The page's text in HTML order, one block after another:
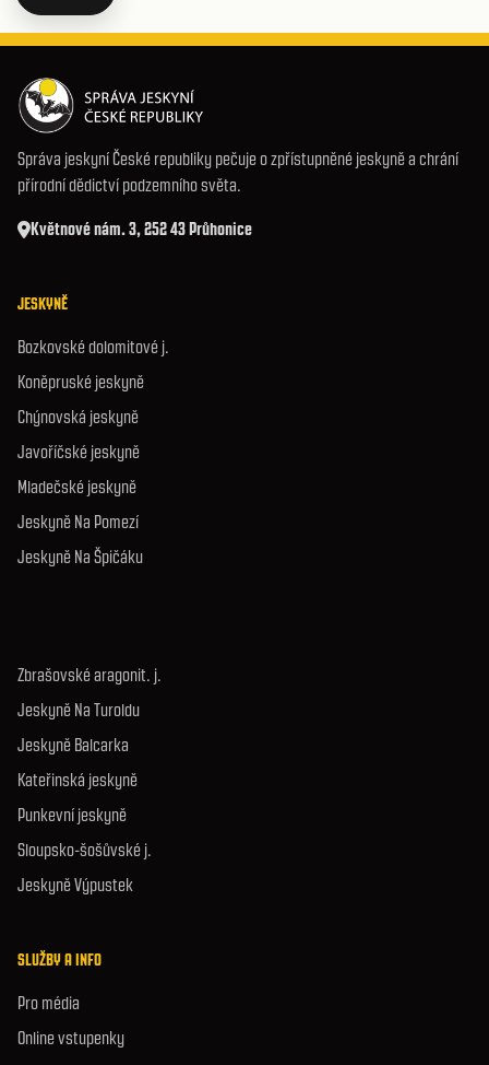
Správa jeskyní České republiky pečuje o zpřístupněné jeskyně a chrání
přírodní dědictví podzemního světa.
Květnové nám. 3, 252 43 Průhonice
JESKYNĚ
Bozkovské dolomitové j.
Koněpruské jeskyně
Chýnovská jeskyně
Javoříčské jeskyně
Mladečské jeskyně
Jeskyně Na Pomezí
Jeskyně Na Špičáku
Zbrašovské aragonit. j.
Jeskyně Na Turoldu
Jeskyně Balcarka
Kateřinská jeskyně
Punkevní jeskyně
Sloupsko-šošůvské j.
Jeskyně Výpustek
SLUŽBY A INFO
Pro média
Online vstupenky